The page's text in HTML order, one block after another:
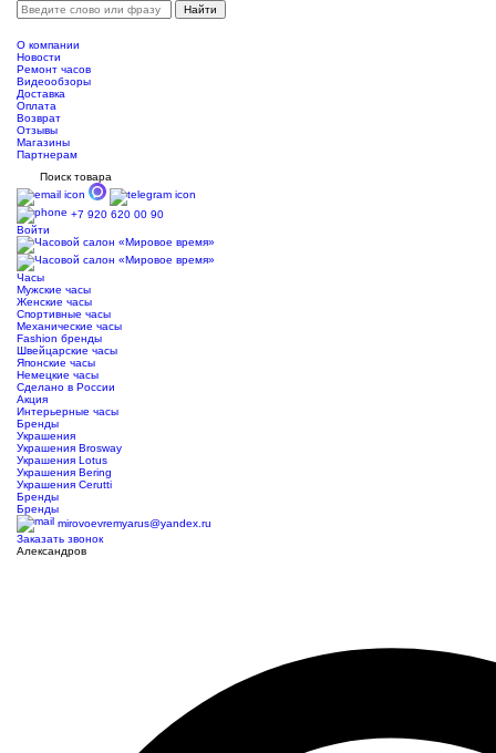
О компании
Новости
Ремонт часов
Видеообзоры
Доставка
Оплата
Возврат
Отзывы
Магазины
Партнерам
Поиск товара
+7 920 620 00 90
Войти
Часы
Мужские часы
Женские часы
Спортивные часы
Механические часы
Fashion бренды
Швейцарские часы
Японские часы
Немецкие часы
Сделано в России
Акция
Интерьерные часы
Бренды
Украшения
Украшения Brosway
Украшения Lotus
Украшения Bering
Украшения Cerutti
Бренды
Бренды
mirovoevremyarus@yandex.ru
Заказать звонок
Александров